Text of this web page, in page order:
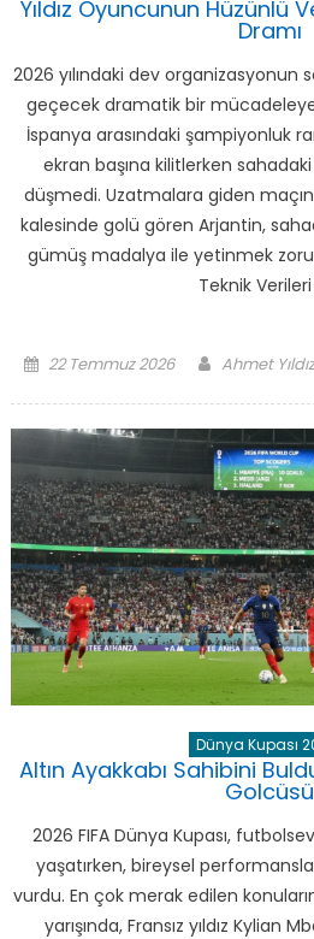
Yıldız Oyuncunun Hüzünlü
Dramı
2026 yılındaki dev
geçecek dramatik bir
İspanya arasındaki şampiyonluk
ekran başına kilitlerken
düşmedi. Uzatmalara giden
kalesinde golü gören Arjantin,
gümüş madalya ile yetinmek
Teknik
Posted
22 Temmuz 2026 Author
Ahmet Yıldız
Dünya Kupası
Altın Ayakkabı Sahibini
Golcüsü
2026 FIFA Dünya Kupası,
yaşatırken, bireysel
vurdu. En çok merak edilen
yarışında, Fransız yıldız Kylian